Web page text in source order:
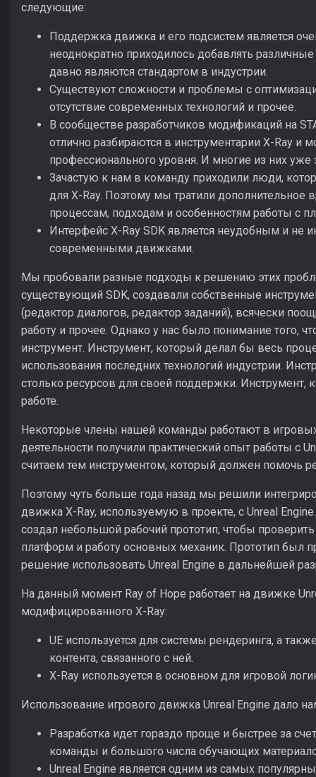
следующие:
Поддержка движка и его подсистем является
неоднократно приходилось добавлять
давно являются стандартом в индустрии.
Существуют сложности и проблемы с
отсутствие современных технологий и прочее.
В сообществе разработчиков модификаций на
отлично разбираются в инструментарии X-Ray и
профессионального уровня. И многие из них уже
Зачастую к нам в команду приходили люди,
для X-Ray. Поэтому мы тратили дополнительное
процессам, подходам и особенностям работы с
Интерфейс X-Ray SDK является неудобным и не
современными движками.
Мы пробовали разные подходы к решению этих
существующий SDK, создавали собственные
(редактор диалогов, редактор заданий), всячески
работу и прочее. Однако у нас было понимание того,
инструмент. Инструмент, который делал бы весь
использования последних технологий индустрии.
столько ресурсов для своей поддержки.
работе.
Некоторые члены нашей команды работают в
деятельности получили практический опыт работы с
считаем тем инструментом, который должен
Поэтому чуть больше года назад мы решили
движка X-Ray, используемую в проекте, с Unreal
создал небольшой рабочий прототип, чтобы
платформ и работу основных механик. Прототип был
решение использовать Unreal Engine в дальнейшей
На данный момент Ray of Hope работает на движке
модифицированного X-Ray:
UE используется для системы рендеринга, а
контента, связанного с ней.
X-Ray используется в основном для игровой
Использование игрового движка Unreal Engine дало
Разработка идет гораздо проще и быстрее за
команды и большого числа обучающих
Unreal Engine является одним из самых